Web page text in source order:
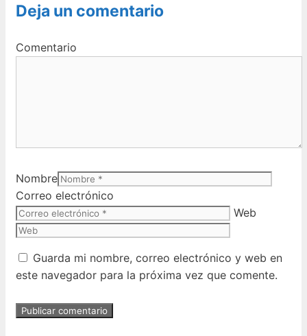
Deja un comentario
Comentario
Nombre
Correo electrónico
Web
Guarda mi nombre, correo electrónico y web en
este navegador para la próxima vez que comente.